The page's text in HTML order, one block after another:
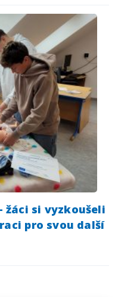
žáci si vyzkoušeli
pro svou další